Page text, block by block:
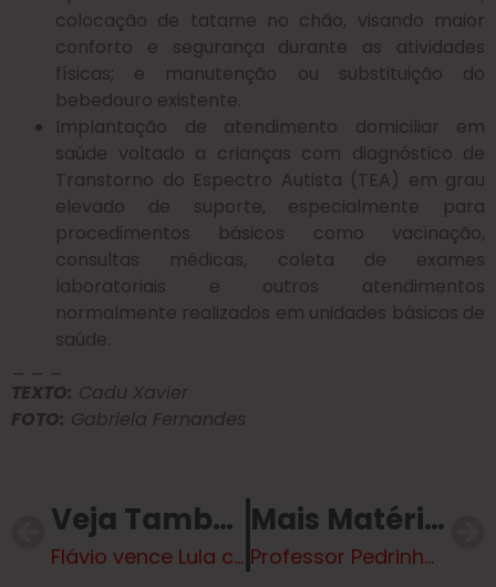
colocação de tatame no chão, visando maior
conforto e segurança durante as atividades
físicas; e manutenção ou substituição do
bebedouro existente.
Implantação de atendimento domiciliar em
saúde voltado a crianças com diagnóstico de
Transtorno do Espectro Autista (TEA) em grau
elevado de suporte, especialmente para
procedimentos básicos como vacinação,
consultas médicas, coleta de exames
laboratoriais e outros atendimentos
normalmente realizados em unidades básicas de
saúde.
TEXTO: Cadu Xavier
FOTO: Gabriela Fernandes
Veja Também
Flávio vence Lula com 42% a 40% no segundo turno, diz pesquisa
Mais Matérias
Professor Pedrinho Junior indica melhorias em pontos turísticos